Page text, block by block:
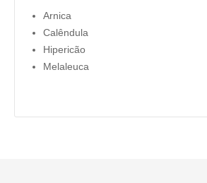
Arnica
Calêndula
Hipericão
Melaleuca